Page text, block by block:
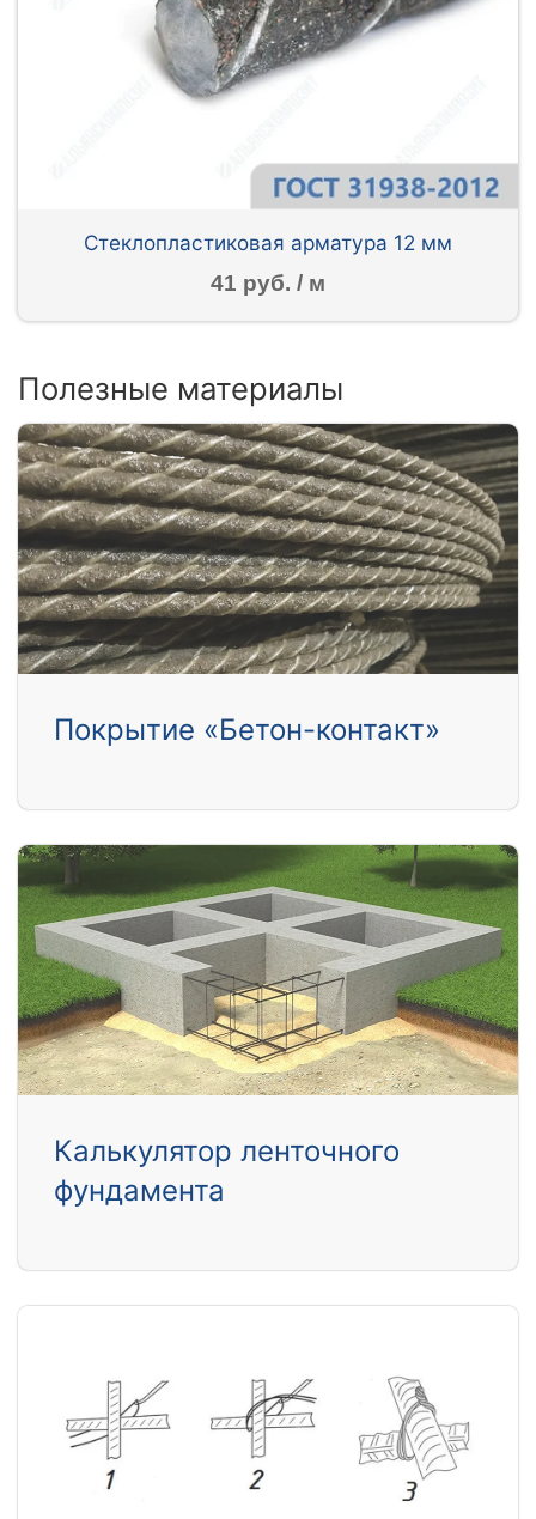
Стеклопластиковая арматура 12 мм
41 руб. / м
Полезные материалы
Покрытие «Бетон-контакт»
Калькулятор ленточного
фундамента